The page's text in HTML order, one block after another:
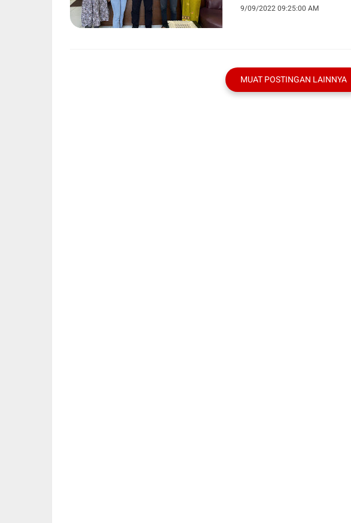
9/09/2022 09:25:00 AM
MUAT POSTINGAN LAINNYA